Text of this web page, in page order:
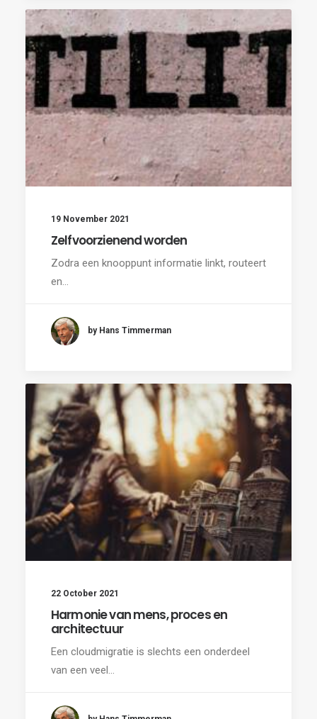
19 November 2021
Zelfvoorzienend worden
Zodra een knooppunt informatie linkt, routeert
en…
by Hans Timmerman
22 October 2021
Harmonie van mens, proces en
architectuur
Een cloudmigratie is slechts een onderdeel
van een veel…